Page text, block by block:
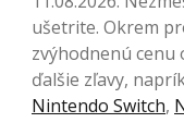
ušetrite. Okrem
zvýhodnenú cenu
ďalšie zľavy,
Nintendo Switch,